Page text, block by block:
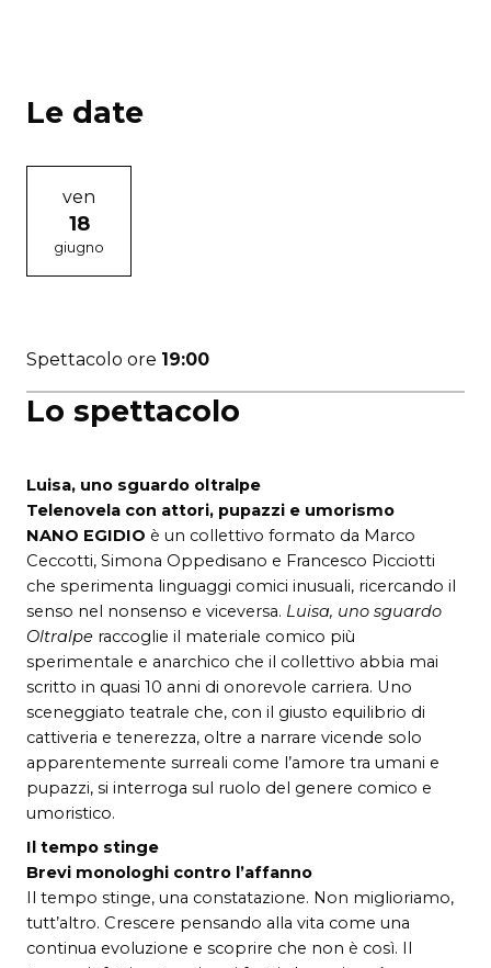
Lo spettacolo
Luisa, uno sguardo oltralpe
Telenovela con attori, pupazzi e umorismo
NANO EGIDIO è un collettivo formato da Marco
Ceccotti, Simona Oppedisano e Francesco Picciotti
che sperimenta linguaggi comici inusuali, ricercando il
senso nel nonsenso e viceversa. Luisa, uno sguardo
Oltralpe raccoglie il materiale comico più
sperimentale e anarchico che il collettivo abbia mai
scritto in quasi 10 anni di onorevole carriera. Uno
sceneggiato teatrale che, con il giusto equilibrio di
cattiveria e tenerezza, oltre a narrare vicende solo
apparentemente surreali come l’amore tra umani e
pupazzi, si interroga sul ruolo del genere comico e
umoristico.
Il tempo stinge
Brevi monologhi contro l’affanno
Il tempo stinge, una constatazione. Non miglioriamo,
tutt’altro. Crescere pensando alla vita come una
continua evoluzione e scoprire che non è così. Il
Le date
ven
18
giugno
Spettacolo ore 19:00